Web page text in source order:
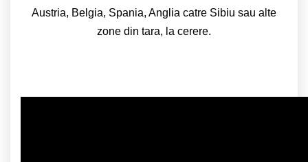
Austria, Belgia, Spania, Anglia catre Sibiu sau alte
zone din tara, la cerere.